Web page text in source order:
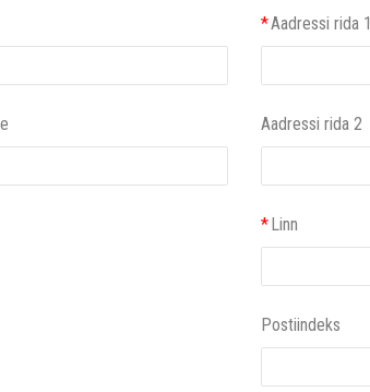
*Aadressi rida 1
Aadressi rida 2
*Linn
Postiindeks